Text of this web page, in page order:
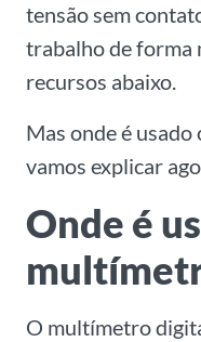
tensão sem
trabalho de forma
recursos abaixo.
Mas onde é
vamos explicar
Onde é
O multímetro